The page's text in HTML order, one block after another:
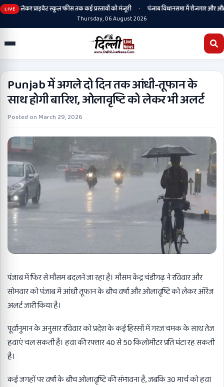
LIVE
से लेकर प्राइवेट स्कूल फीस तक कई प्रस्तावों को मंजूरी •
पंजाब विधानसभा में रोजगार और
Thursday, 06 August 2026
Punjab में अगले दो दिन तक आंधी-तूफान के
साथ होगी बारिश, ओलावृष्टि को लेकर भी अलर्ट
Posted on March 29, 2026
पंजाब में फिर से मौसम बदलने जा रहा है। मौसम केंद्र चंडीगढ़ ने रविवार और
सोमवार को पंजाब में आंधी तूफान के बीच वर्षा और ओलावृष्टि को लेकर ऑरेंज
अलर्ट जारी किया है।
पूर्वानुमान के अनुसार रविवार को प्रदेश के कई हिस्सों में गरज चमक के साथ तेज
हवाएं चल सकती हैं। हवा की रफ्तार 40 से 50 किलोमीटर प्रति घंटा रह सकती
है।
कई जगहों पर वर्षा के बीच ओलावृष्टि की संभावना है, जबकि 30 मार्च को हवा